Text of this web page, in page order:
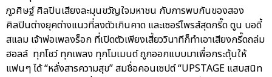
ภูวศิษฐ์ ศิลปินเสียงละมุนขวัญใจมหาชน กับการพบกันของสอง
ศิลปินต่างยุคต่างแนวที่ลงตัวเกินคาด และเซอร์ไพรส์สุดกรี๊ด ตูน บอดี้
สแลม เจ้าพ่อเพลงร็อก ที่เปิดตัวเพียงเสี้ยววินาทีก็ทำเอาเสียงกรี๊ดถล่ม
ฮอลล์ ทุกโชว์ ทุกเพลง ทุกโมเมนต์ ถูกออกแบบมาเพื่อกระตุ้นให้
แฟนๆ ได้ “หลั่งสารความสุข” สมชื่อคอนเซปต์ “UPSTAGE แสบสนิท